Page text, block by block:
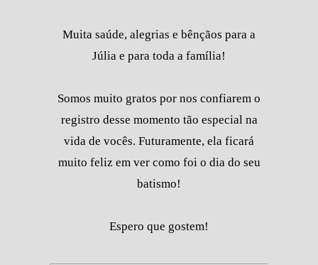
Muita saúde, alegrias e bênçãos para a
Júlia e para toda a família!
Somos muito gratos por nos confiarem o
registro desse momento tão especial na
vida de vocês. Futuramente, ela ficará
muito feliz em ver como foi o dia do seu
batismo!
Espero que gostem!